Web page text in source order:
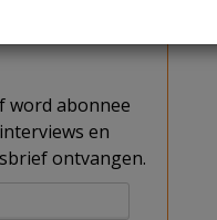
word abonnee
en
ontvangen.